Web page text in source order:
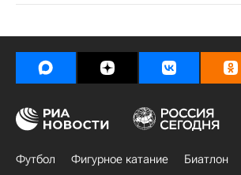
Футбол Фигурное катание Биатлон